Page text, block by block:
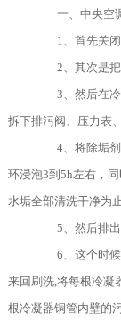
一、中央空调
1、首先关闭
2、其次是把
3、然后在冷
拆下排污阀、压力表
4、将除垢剂
环浸泡3到5h左右，
水垢全部清洗干净为
5、然后排出
6、这个时候
来回刷洗,将每根冷凝
根冷凝器铜管内壁的